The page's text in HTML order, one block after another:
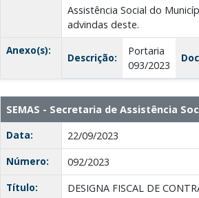
Assistência Social do
advindas deste.
Anexo(s):
Descrição:
Portaria
093/2023
SEMAS - Secretaria de Assistência
Data:
22/09/2023
Número:
092/2023
Título:
DESIGNA FISCAL DE